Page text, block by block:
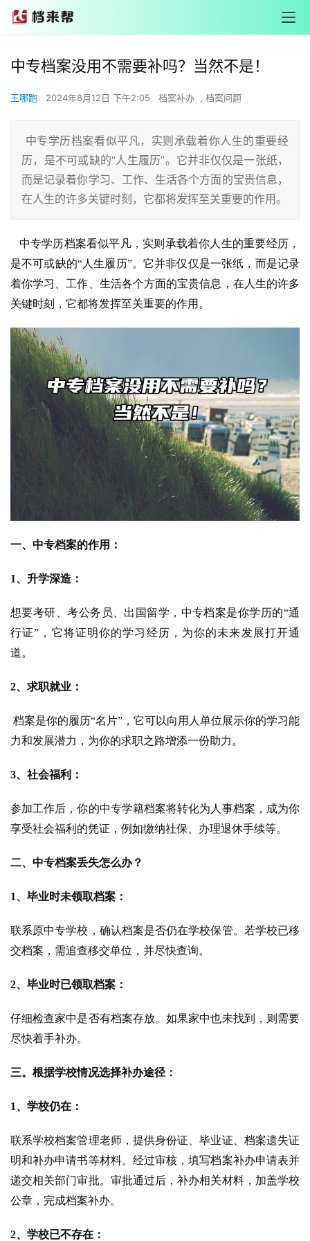
中专档案没用不需要补吗？当然不是！
王哪跑 2024年8月12日 下午2:05 档案补办 , 档案问题
中专学历档案看似平凡，实则承载着你人生的重要经
历，是不可或缺的“人生履历”。它并非仅仅是一张纸，
而是记录着你学习、工作、生活各个方面的宝贵信息，
在人生的许多关键时刻，它都将发挥至关重要的作用。
中专学历档案看似平凡，实则承载着你人生的重要经历，
是不可或缺的“人生履历”。它并非仅仅是一张纸，而是记录
着你学习、工作、生活各个方面的宝贵信息，在人生的许多
关键时刻，它都将发挥至关重要的作用。
一、中专档案的作用：
1、升学深造：
想要考研、考公务员、出国留学，中专档案是你学历的“通
行证”，它将证明你的学习经历，为你的未来发展打开通
道。
2、求职就业：
档案是你的履历“名片”，它可以向用人单位展示你的学习能
力和发展潜力，为你的求职之路增添一份助力。
3、社会福利：
参加工作后，你的中专学籍档案将转化为人事档案，成为你
享受社会福利的凭证，例如缴纳社保、办理退休手续等。
二、中专档案丢失怎么办？
1、毕业时未领取档案：
联系原中专学校，确认档案是否仍在学校保管。若学校已移
交档案，需追查移交单位，并尽快查询。
2、毕业时已领取档案：
仔细检查家中是否有档案存放。如果家中也未找到，则需要
尽快着手补办。
三。根据学校情况选择补办途径：
1、学校仍在：
联系学校档案管理老师，提供身份证、毕业证、档案遗失证
明和补办申请书等材料。经过审核，填写档案补办申请表并
递交相关部门审批。审批通过后，补办相关材料，加盖学校
公章，完成档案补办。
2、学校已不存在：